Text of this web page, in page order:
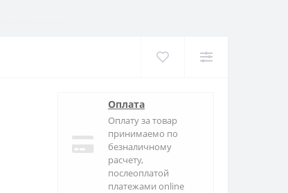
Оплата
Оплату за товар
принимаемо по
безналичному
расчету,
послеоплатой
платежами online